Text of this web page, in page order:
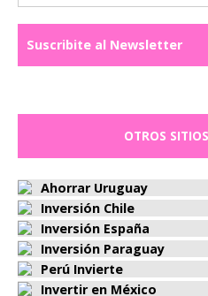
Suscribite al Newsletter
OTROS
Ahorrar Uruguay
Inversión Chile
Inversión España
Inversión Paraguay
Perú Invierte
Invertir en México